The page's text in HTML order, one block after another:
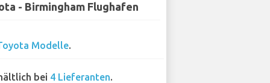
- Birmingham Flughafen
Modelle.
bei 4 Lieferanten.